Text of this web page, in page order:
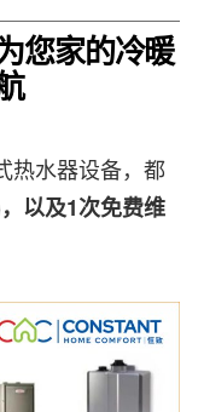
您家的冷暖
热水器设备，都
以及1次免费维